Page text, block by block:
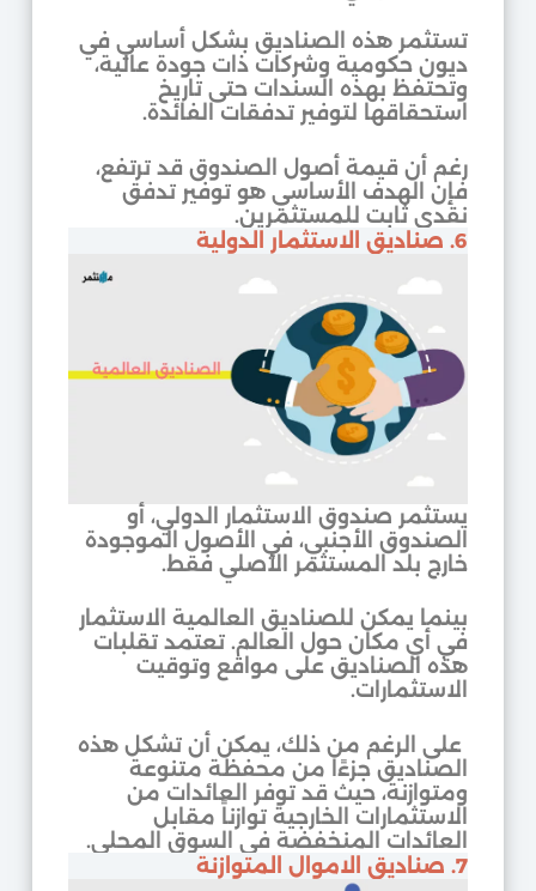
تستثمر هذه الصناديق بشكل أساسي في
ديون حكومية وشركات ذات جودة عالية،
وتحتفظ بهذه السندات حتى تاريخ
استحقاقها لتوفير تدفقات الفائدة.
رغم أن قيمة أصول الصندوق قد ترتفع،
فإن الهدف الأساسي هو توفير تدفق
نقدي ثابت للمستثمرين.
6. صناديق الاستثمار الدولية
يستثمر صندوق الاستثمار الدولي، أو
الصندوق الأجنبي، في الأصول الموجودة
خارج بلد المستثمر الأصلي فقط.
بينما يمكن للصناديق العالمية الاستثمار
في أي مكان حول العالم. تعتمد تقلبات
هذه الصناديق على مواقع وتوقيت
الاستثمارات.
على الرغم من ذلك، يمكن أن تشكل هذه
الصناديق جزءًا من محفظة متنوعة
ومتوازنة، حيث قد توفر العائدات من
الاستثمارات الخارجية توازناً مقابل
العائدات المنخفضة في السوق المحلي.
7. صناديق الاموال المتوازنة